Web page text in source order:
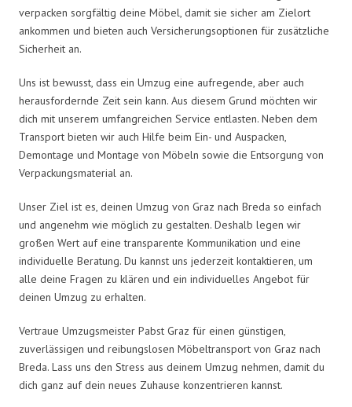
verpacken sorgfältig deine Möbel, damit sie sicher am Zielort
ankommen und bieten auch Versicherungsoptionen für zusätzliche
Sicherheit an.
Uns ist bewusst, dass ein Umzug eine aufregende, aber auch
herausfordernde Zeit sein kann. Aus diesem Grund möchten wir
dich mit unserem umfangreichen Service entlasten. Neben dem
Transport bieten wir auch Hilfe beim Ein- und Auspacken,
Demontage und Montage von Möbeln sowie die Entsorgung von
Verpackungsmaterial an.
Unser Ziel ist es, deinen Umzug von Graz nach Breda so einfach
und angenehm wie möglich zu gestalten. Deshalb legen wir
großen Wert auf eine transparente Kommunikation und eine
individuelle Beratung. Du kannst uns jederzeit kontaktieren, um
alle deine Fragen zu klären und ein individuelles Angebot für
deinen Umzug zu erhalten.
Vertraue Umzugsmeister Pabst Graz für einen günstigen,
zuverlässigen und reibungslosen Möbeltransport von Graz nach
Breda. Lass uns den Stress aus deinem Umzug nehmen, damit du
dich ganz auf dein neues Zuhause konzentrieren kannst.